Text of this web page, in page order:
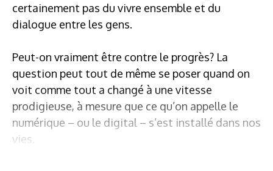
certainement pas du vivre ensemble et du
dialogue entre les gens.
Peut-on vraiment être contre le progrès? La
question peut tout de même se poser quand on
voit comme tout a changé à une vitesse
prodigieuse, à mesure que ce qu’on appelle le
numérique – ou le digital – s’est installé dans nos
vies.